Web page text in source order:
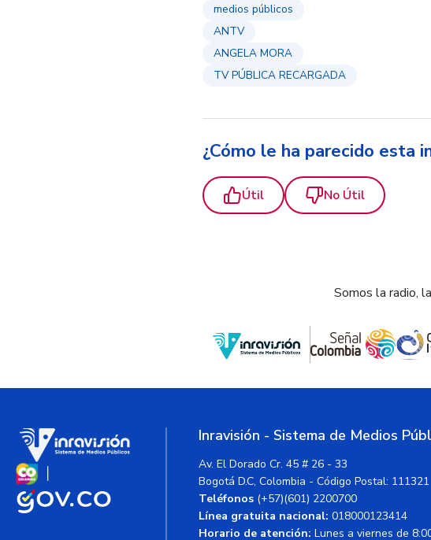
medios públicos
ANTV
ANGELA MORA
TV PÚBLICA RECARGADA
¿Cómo le ha parecido esta
Útil No Útil
Somos la radio,
Inravisión - Sistema de Medios
Av. El Dorado Cr. 45 # 26 - 33
Bogotá D.C, Colombia - Código Postal: 111321
Teléfonos (+57)(601) 2200700
Línea gratuita nacional: 018000123414
Horario de atención: Lunes a viernes de